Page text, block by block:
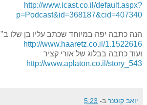
http://www.icast.co.il/default.aspx?
p=Podcast&id=368187&cid=407340
הנה כתבה יפה במיוחד שכתב עליו בן שלו
http://www.haaretz.co.il/1.1522616
ועוד כתבה בבלוג של אורי קציר
http://www.aplaton.co.il/story_543
יואב קוטנר ב- 5:23